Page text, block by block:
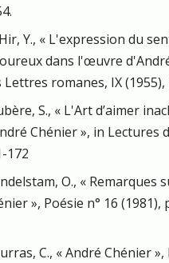
Y., « L'expression du
dans l'œuvre
Lettres romanes, IX (1955),
S., « L'Art d’aimer
Chénier », in Lectures
172
O., « Remarques
», Poésie n° 16 (1981),
C., « André Chénier »,